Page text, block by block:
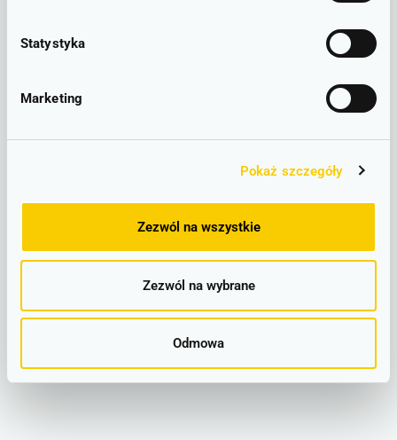
Statystyka
Marketing
Pokaż szczegóły
Zezwól na wszystkie
Zezwól na wybrane
Odmowa